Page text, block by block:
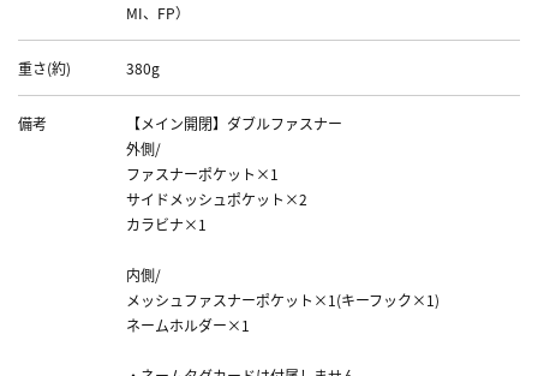
MI、FP）
重さ(約) 380g
備考
【メイン開閉】ダブルファスナー
外側/
ファスナーポケット×1
サイドメッシュポケット×2
カラビナ×1
内側/
メッシュファスナーポケット×1(キーフック×1)
ネームホルダー×1